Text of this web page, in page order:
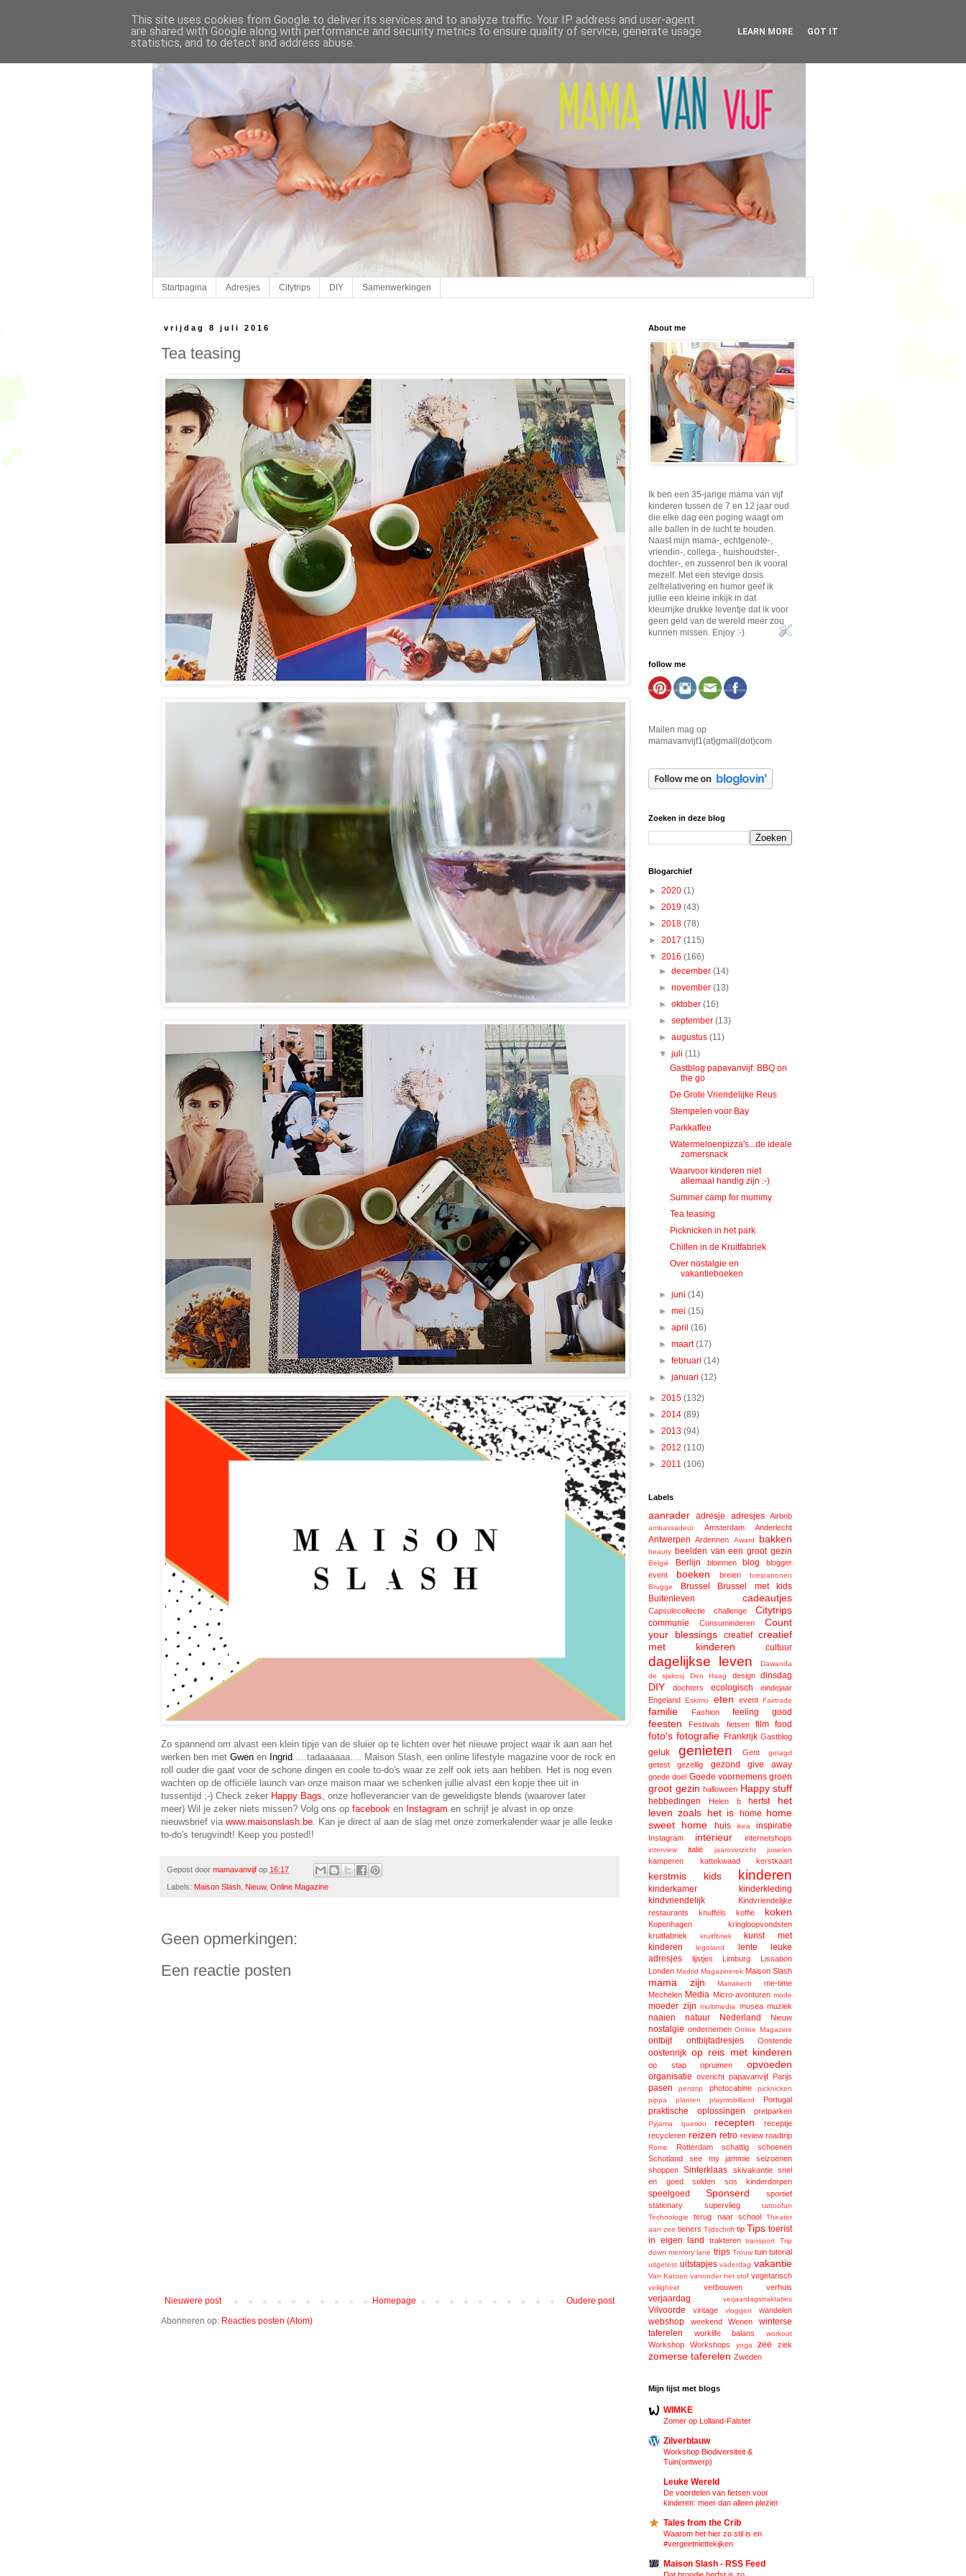
Startpagina Adresjes Citytrips DIY Samenwerkingen
vrijdag 8 juli 2016
Tea teasing
Zo spannend om alvast een klein tipje van de sluier op te lichten over het nieuwe project waar ik aan aan het
werken ben met Gwen en Ingrid .....tadaaaaaa.... Maison Slash, een online lifestyle magazine voor de rock en
roll ouder die gaat voor de schone dingen en coole to-do's waar ze zelf ook iets aan hebben. Het is nog even
wachten op de officiële launch van onze maison maar we schenken jullie alvast een kopje thee uit in
tussentijd ;-) Check zeker Happy Bags , onze hofleverancier van de geweldigste blends (waarover later
meer) Wil je zeker niets missen? Volg ons op facebook en Instagram en schrijf je alvast in op onze
nieuwsbrief via www.maisonslash.be . Kan je direct al aan de slag met onze zomerkalender waar je alle leuke
to-do's terugvindt! Keep you posted!!
Gepost door mamavanvijf op 16:17
Labels: Maison Slash Nieuw, Online Magazine
Geen opmerkingen:
Een reactie posten
Nieuwere post Oudere post
Homepage
Abonneren op: Reacties posten (Atom)
About me
Ik ben een 35-jarige mama van vijf
kinderen tussen de 7 en 12 jaar oud
die elke dag een poging waagt om
alle ballen in de lucht te houden.
Naast mijn mama-, echtgenote-,
vriendin-, collega-, huishoudster-,
dochter-, en zussenrol ben ik vooral
mezelf. Met een stevige dosis
zelfrelativering en humor geef ik
jullie een kleine inkijk in dat
kleurrijke drukke leventje dat ik voor
geen geld van de wereld meer zou
kunnen missen. Enjoy :-)
follow me
Mailen mag op
mamavanvijf1(at)gmail(dot)com
Zoeken in deze blog
Blogarchief
► 2020 (1)
► 2019 (43)
► 2018 (78)
► 2017 (115)
▼ 2016 (166)
►december(14)
►november(13)
►oktober(16)
►september(13)
►augustus(11)
▼juli(11)
Gastblog papavanvijf: BBQ on
the go
De Grote Vriendelijke Reus
Stempelen voor Bay
Parkkaffee
Watermeloenpizza's...de ideale
zomersnack
Waarvoor kinderen niet
allemaal handig zijn :-)
Summer camp for mummy
Tea teasing
Picknicken in het park
Chillen in de Kruitfabriek
Over nostalgie en
vakantieboeken
►juni(14)
►mei(15)
►april(16)
►maart(17)
►februari(14)
►januari(12)
► 2015 (132)
► 2014 (89)
► 2013 (94)
► 2012 (110)
► 2011 (106)
Labels
aanrader adresje adresjes Airbnb
ambassadeur Amsterdam Anderlecht
Antwerpen Ardennen Award bakken
beauty beelden van een groot gezin
België Berlijn bloemen blog
blogger
event
boeken breien
breipatronen
Brugge
Brussel
Brussel met kids
Buitenleven
cadeautjes
Capsulecollectie challenge Citytrips
communie Consuminderen
Count
your blessings
creatief creatief
met kinderen
cultuur
dagelijkse leven
Dawanda
de sjakosj
Den Haag design dinsdag
DIY dochters ecologisch
eindejaar
Engeland
Eskimo eten event Fairtrade
familie Fashion feeling good
feesten Festivals fietsen film food
foto's fotografie Frankrijk Gastblog
geluk genieten Gent getagd
getest gezellig gezond give away
goede doel Goede voornemens groen
groot gezin halloween Happy stuff
hebbedingen Helen b herfst
het
leven zoals het is
home home
sweet home
huis ikea inspiratie
Instagram interieur internetshops
interview italië jaaroverzicht juwelen
kamperen kattekwaad kerstkaart
kerstmis kids kinderen
kinderkamer
kinderkleding
kindvriendelijk
Kindvriendelijke
restaurants
knuffels koffie koken
Kopenhagen
kringloopvondsten
kruitfabriek
kruitfbriek
kunst met
kinderen
legoland lente
leuke
adresjes
lijstjes Limburg
Lissabon
Londen Madrid Magazinerek Maison Slash
mama zijn Marrakech
me-time
Mechelen Media Micro-avonturen mode
moeder zijn multimedia musea muziek
naaien natuur Nederland Nieuw
nostalgie ondernemen Online Magazine
ontbijt ontbijtadresjes Oostende
oostenrijk op reis met kinderen
op stap opruimen opvoeden
organisatie overicht papavanvijf Parijs
pasen perstrip photocabine
picknicken
pippa
planten playmobilland Portugal
praktische oplossingen pretparken
Pyjama querido recepten
receptje
recycleren reizen retro review roadtrip
Rome Rotterdam schattig
schoenen
Schotland
see my jammie
seizoenen
shoppen
Sinterklaas skivakantie
snel
en goed
solden sos kinderdorpen
speelgoed Sponserd
sportief
stationary
supervlieg
tattoofun
Technologie
terug naar school
Theater
aan zee tieners Tijdschrift tip Tips toerist
in eigen land
trakteren transport
Trip
down memory lane trips Trouw tuin tutorial
uitgetest uitstapjes vaderdag vakantie
Van Katoen vanonder het stof vegetarisch
veiligheid verbouwen verhuis
verjaardag verjaardagstraktaties
Vilvoorde vintage vloggen wandelen
webshop weekend Wenen
winterse
taferelen
worklife balans workout
Workshop Workshops yoga zee ziek
zomerse taferelen Zweden
Mijn lijst met blogs
WIMKE
Zomer op Lolland-Falster
Zilverblauw
Workshop Biodiversiteit &
Tuin(ontwerp)
Leuke Wereld
De voordelen van fietsen voor
kinderen: meer dan alleen plezier
Tales from the Crib
Waarom het hier zo stil is en
#vergeetniettekijken
Maison Slash - RSS Feed
This site uses cookies from Google to deliver its services and to analyze traffic. Your IP address and user-agent
are shared with Google along with performance and security metrics to ensure quality of service, generate usage
statistics, and to detect and address abuse.
LEARN MORE GOT IT